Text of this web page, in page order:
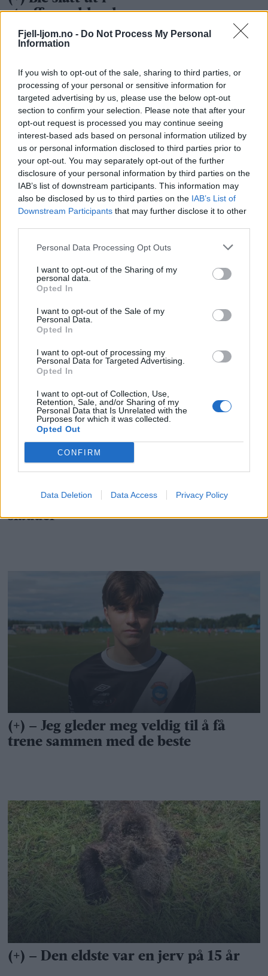
Fjell-ljom.no - Do Not Process My Personal
Information
If you wish to opt-out of the sale, sharing to third parties, or
processing of your personal or sensitive information for
targeted advertising by us, please use the below opt-out
section to confirm your selection. Please note that after your
opt-out request is processed you may continue seeing
interest-based ads based on personal information utilized by
us or personal information disclosed to third parties prior to
your opt-out. You may separately opt-out of the further
disclosure of your personal information by third parties on the
IAB’s list of downstream participants. This information may
also be disclosed by us to third parties on the IAB’s List of
Downstream Participants that may further disclose it to other
Personal Data Processing Opt Outs
I want to opt-out of the Sharing of my
personal data.
Opted In
I want to opt-out of the Sale of my
Personal Data.
Opted In
I want to opt-out of processing my
Personal Data for Targeted Advertising.
Opted In
I want to opt-out of Collection, Use,
Retention, Sale, and/or Sharing of my
Personal Data that Is Unrelated with the
Purposes for which it was collected.
Opted Out
CONFIRM
Data Deletion Data Access Privacy Policy